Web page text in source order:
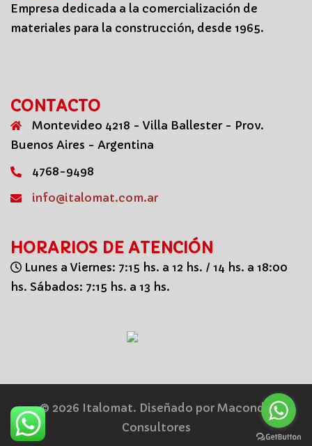
Empresa dedicada a la comercialización de
materiales para la construcción, desde 1965.
CONTACTO
Montevideo 4218 - Villa Ballester - Prov.
Buenos Aires - Argentina
4768-9498
info@italomat.com.ar
HORARIOS DE ATENCIÓN
Lunes a Viernes: 7:15 hs. a 12 hs. / 14 hs. a 18:00
hs. Sábados: 7:15 hs. a 13 hs.
© 2026 Italomat. Diseñado por Macondo
Consultores